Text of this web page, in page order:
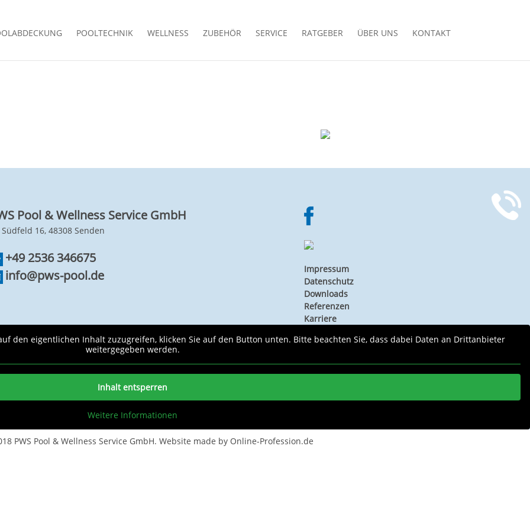
POOLTECHNIK WELLNESS ZUBEHÖR SERVICE RATGEBER ÜBER UNS KONTAKT
Pool & Wellness Service GmbH
16, 48308 Senden
+49 2536 346675
info@pws-pool.de
Impressum
Datenschutz
Downloads
Referenzen
Karriere
den eigentlichen Inhalt zuzugreifen, klicken Sie auf den Button unten. Bitte beachten Sie, dass dabei Daten an Drittanbieter
weitergegeben werden.
Inhalt entsperren
Weitere Informationen
PWS Pool & Wellness Service GmbH. Website made by Online-Profession.de